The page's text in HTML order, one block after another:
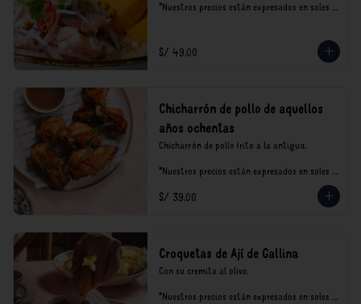
*Nuestros precios están expresados en soles e
S/ 49.00
Chicharrón de pollo de aquellos
años ochentas
Chicharrón de pollo frito a la antigua.
*Nuestros precios están expresados en soles e
consumo.
S/ 39.00
Croquetas de Ají de Gallina
Con su cremita al olivo.
*Nuestros precios están expresados en soles e